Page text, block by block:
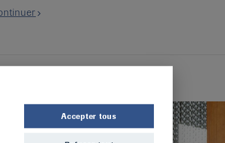
Accepter tous